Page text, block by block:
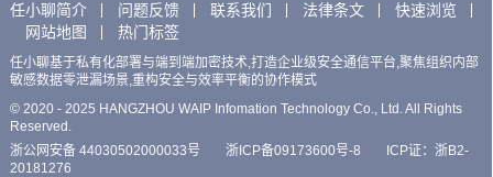
任小聊简介 问题反馈 联系我们 法律条文
快速浏览
网站地图
热门标签
任小聊基于私有化部署与端到端加密技术,打造企业级安全通信平台,聚焦组织内部
敏感数据零泄漏场景,重构安全与效率平衡的协作模式
© 2020 - 2025 HANGZHOU WAIP Infomation Technology Co., Ltd. All Rights
Reserved.
浙公网安备 44030502000033号
浙ICP备09173600号-8
ICP证：浙B2-
20181276